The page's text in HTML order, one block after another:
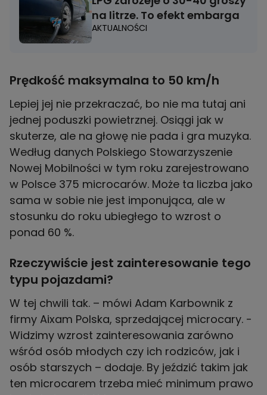
na litrze. To efekt embarga
AKTUALNOŚCI
Prędkość maksymalna to 50 km/h
Lepiej jej nie przekraczać, bo nie ma tutaj ani
jednej poduszki powietrznej. Osiągi jak w
skuterze, ale na głowę nie pada i gra muzyka.
Według danych Polskiego Stowarzyszenie
Nowej Mobilności w tym roku zarejestrowano
w Polsce 375 microcarów. Może ta liczba jako
sama w sobie nie jest imponująca, ale w
stosunku do roku ubiegłego to wzrost o
ponad 60 %.
Rzeczywiście jest zainteresowanie tego
typu pojazdami?
W tej chwili tak. – mówi Adam Karbownik z
firmy Aixam Polska, sprzedającej microcary. -
Widzimy wzrost zainteresowania zarówno
wśród osób młodych czy ich rodziców, jak i
osób starszych – dodaje. By jeździć takim jak
ten microcarem trzeba mieć minimum prawo